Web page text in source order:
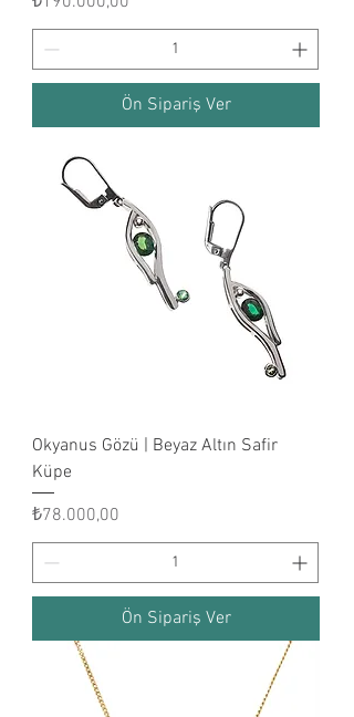
Ön Sipariş Ver
Okyanus Gözü | Beyaz Altın Safir
Küpe
Fiyat
₺78.000,00
Ön Sipariş Ver